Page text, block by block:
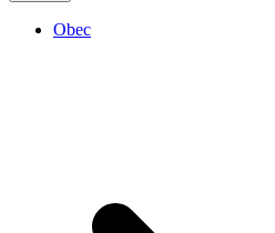
Obec